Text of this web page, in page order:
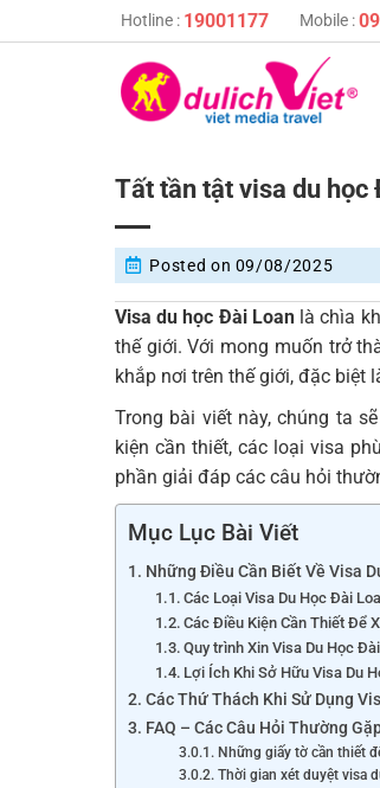
to
Hotline : 19001177 Mobile :
Tất tần tật visa du học
Posted on 09/08/2025
Visa du học Đài Loanlà chìa
thế giới. Với mong muốn trở
khắp nơi trên thế giới, đặc biệt
Trong bài viết này, chúng ta
kiện cần thiết, các loại visa
phần giải đáp các câu hỏi
Mục Lục Bài Viết
Những Điều Cần Biết Về Visa
Các Loại Visa Du Học Đài
Các Điều Kiện Cần Thiết Để
Quy trình Xin Visa Du Học
Lợi Ích Khi Sở Hữu Visa Du
Các Thứ Thách Khi Sử Dụng
FAQ – Các Câu Hỏi Thường
Những giấy tờ cần thiết
Thời gian xét duyệt visa